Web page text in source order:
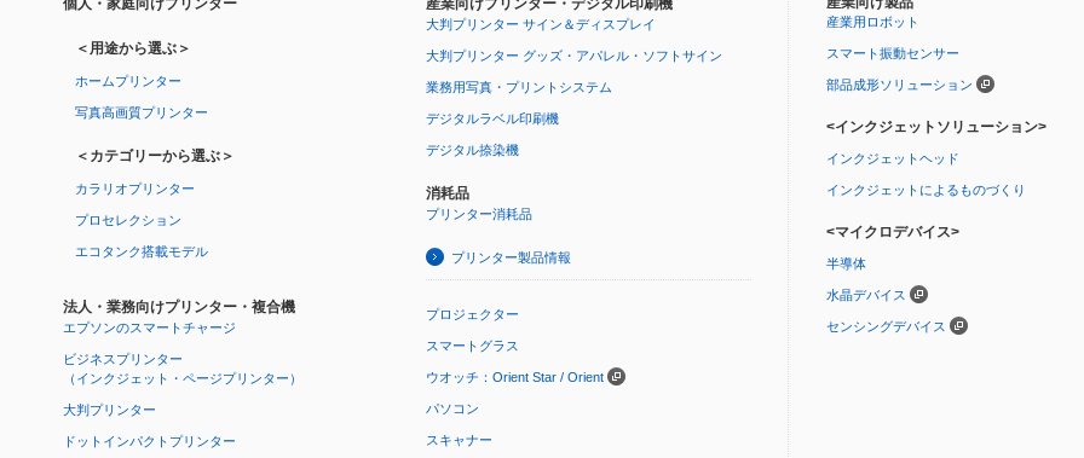
個人・家庭向けプリンター
＜用途から選ぶ＞
ホームプリンター
写真高画質プリンター
＜カテゴリーから選ぶ＞
カラリオプリンター
プロセレクション
エコタンク搭載モデル
法人・業務向けプリンター・複合機
エプソンのスマートチャージ
ビジネスプリンター
（インクジェット・ページプリンター）
大判プリンター
ドットインパクトプリンター
産業向けプリンター・デジタル印刷機
大判プリンター サイン＆ディスプレイ
大判プリンター グッズ・アパレル・ソフトサイン
業務用写真・プリントシステム
デジタルラベル印刷機
デジタル捺染機
消耗品
プリンター消耗品
プリンター製品情報
プロジェクター
スマートグラス
ウオッチ：Orient Star / Orient
パソコン
スキャナー
産業用ロボット
スマート振動センサー
部品成形ソリューション
<インクジェットソリューション>
インクジェットヘッド
インクジェットによるものづくり
<マイクロデバイス>
半導体
水晶デバイス
センシングデバイス